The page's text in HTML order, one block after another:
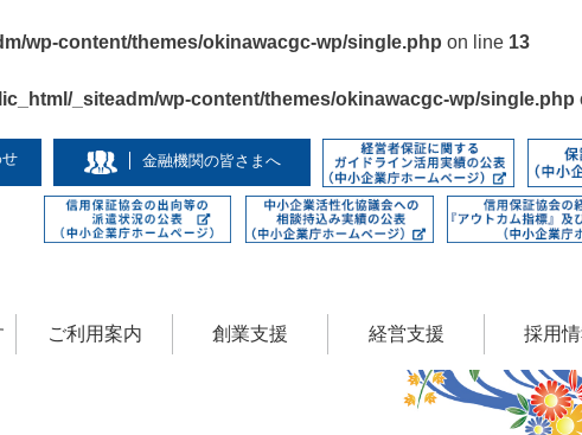
wp-content/themes/okinawacgc-wp/single.php on line 13
_siteadm/wp-content/themes/okinawacgc-wp/single.php
金融機関の皆さまへ
ご利用案内 創業支援 経営支援 採用